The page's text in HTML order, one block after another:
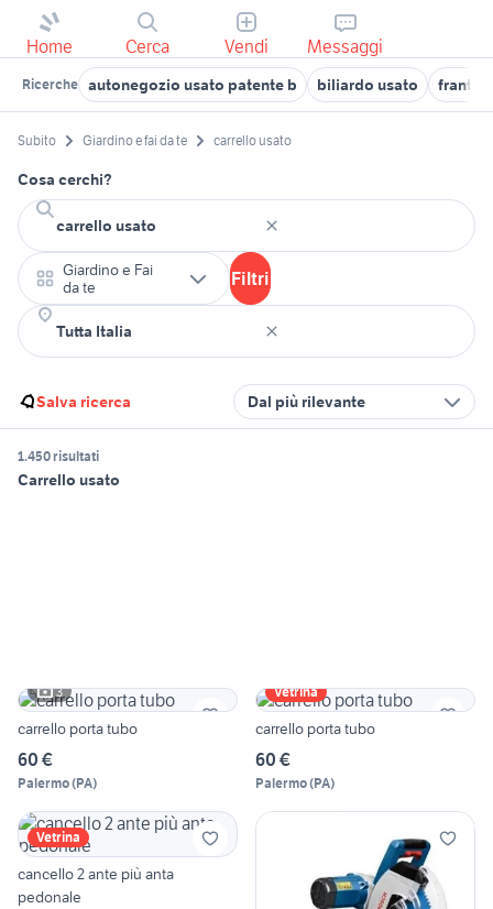
Home Cerca Vendi Messaggi
Ricerche autonegozio usato patente b biliardo usato
Subito Giardino e fai da te carrello usato
Cosa cerchi?
Giardino e Fai
da te
Filtri
Salva ricerca Dal più rilevante
1.450 risultati
Carrello usato
3
carrello porta tubo
60 €
Palermo(PA)
Vetrina
carrello porta tubo
60 €
Palermo(PA)
Vetrina
cancello 2 ante più anta
pedonale